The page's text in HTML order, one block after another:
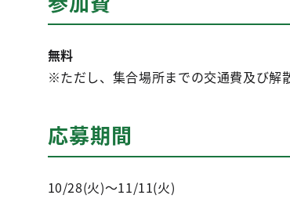
無料
※ただし、集合場所までの交通費及び解
応募期間
10/28(火)～11/11(火)